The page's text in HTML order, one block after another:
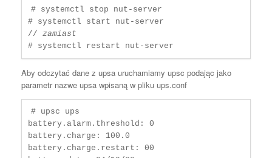
# systemctl stop nut-server
# systemctl start nut-server
// zamiast
Aby odczytać dane z upsa uruchamiamy upsc podając jako
parametr nazwe upsa wpisaną w pliku ups.conf
# upsc ups
battery.alarm.threshold: 0
battery.charge: 100.0
battery.charge.restart: 00